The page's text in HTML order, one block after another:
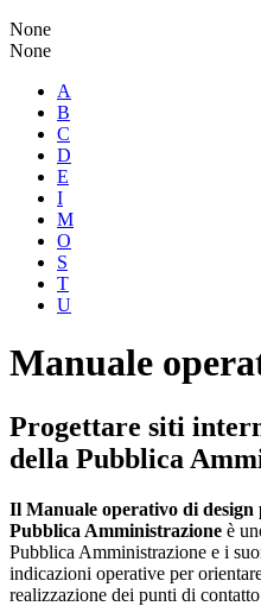
None
None
A
B
C
D
E
I
M
O
S
T
U
Manuale
Progettare siti
della Pubblica
Il Manuale operativo di
Pubblica Amministrazione è
Pubblica Amministrazione e i
indicazioni operative per
realizzazione dei punti di